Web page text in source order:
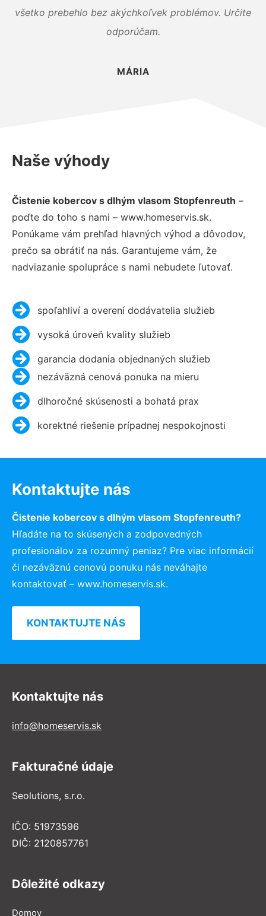
všetko prebehlo bez akýchkoľvek problémov. Určite
odporúčam.
MÁRIA
Naše výhody
Čistenie kobercov s dlhým vlasom Stopfenreuth –
poďte do toho s nami – www.homeservis.sk.
Ponúkame vám prehľad hlavných výhod a dôvodov,
prečo sa obrátiť na nás. Garantujeme vám, že
nadviazanie spolupráce s nami nebudete ľutovať.
spoľahliví a overení dodávatelia služieb
vysoká úroveň kvality služieb
garancia dodania objednaných služieb
nezáväzná cenová ponuka na mieru
dlhoročné skúsenosti a bohatá prax
korektné riešenie prípadnej nespokojnosti
Kontaktujte nás
Čistenie kobercov s dlhým vlasom Stopfenreuth?
Hľadáte na to skúsených a zodpovedných
profesionálov za rozumný peniaz? Pre viac informácií
či nezáväznú cenovú ponuku nás neváhajte
kontaktovať – www.homeservis.sk.
KONTAKTUJTE NÁS
Kontaktujte nás
info@homeservis.sk
Fakturačné údaje
Seolutions, s.r.o.
IČO: 51973596
DIČ: 2120857761
Dôležité odkazy
Domov